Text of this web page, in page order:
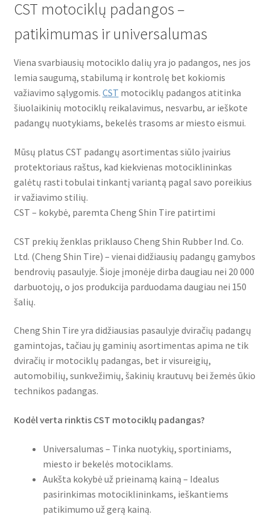
Bridgestone
Continental
CST
Dunlop
Heidenau
Maxxis
Metzeler
Michelin
Mitas
Shinko
Kontaktai
CST motociklų padangos –
patikimumas ir universalumas
Viena svarbiausių motociklo dalių yra jo padangos, nes jos
lemia saugumą, stabilumą ir kontrolę bet kokiomis
važiavimo sąlygomis. CST motociklų padangos atitinka
šiuolaikinių motociklų reikalavimus, nesvarbu, ar ieškote
padangų nuotykiams, bekelės trasoms ar miesto eismui.
Mūsų platus CST padangų asortimentas siūlo įvairius
protektoriaus raštus, kad kiekvienas motociklininkas
galėtų rasti tobulai tinkantį variantą pagal savo poreikius
ir važiavimo stilių.
CST – kokybė, paremta Cheng Shin Tire patirtimi
CST prekių ženklas priklauso Cheng Shin Rubber Ind. Co.
Ltd. (Cheng Shin Tire) – vienai didžiausių padangų gamybos
bendrovių pasaulyje. Šioje įmonėje dirba daugiau nei 20 000
darbuotojų, o jos produkcija parduodama daugiau nei 150
šalių.
Cheng Shin Tire yra didžiausias pasaulyje dviračių padangų
gamintojas, tačiau jų gaminių asortimentas apima ne tik
dviračių ir motociklų padangas, bet ir visureigių,
automobilių, sunkvežimių, šakinių krautuvų bei žemės ūkio
technikos padangas.
Kodėl verta rinktis CST motociklų padangas?
Universalumas – Tinka nuotykių, sportiniams,
miesto ir bekelės motociklams.
Aukšta kokybė už prieinamą kainą – Idealus
pasirinkimas motociklininkams, ieškantiems
patikimumo už gerą kainą.